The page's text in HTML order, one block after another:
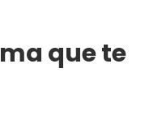
que te